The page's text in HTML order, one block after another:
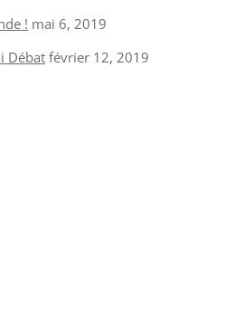
! mai 6, 2019
Débat février 12, 2019